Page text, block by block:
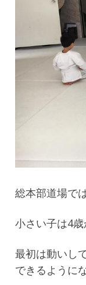
総本部道場で
小さい子は4歳
最初は動いし
できるように